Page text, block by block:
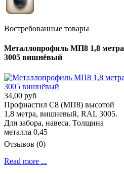
Востребованные товары
Металлопрофиль МП8 1,8 метра
3005 вишнёвый
34,00 руб
Профнастил C8 (МП8) высотой
1,8 метра, вишневый, RAL 3005.
Для забора, навеса. Толщина
металла 0,45
Отзывов (0)
Read more ...